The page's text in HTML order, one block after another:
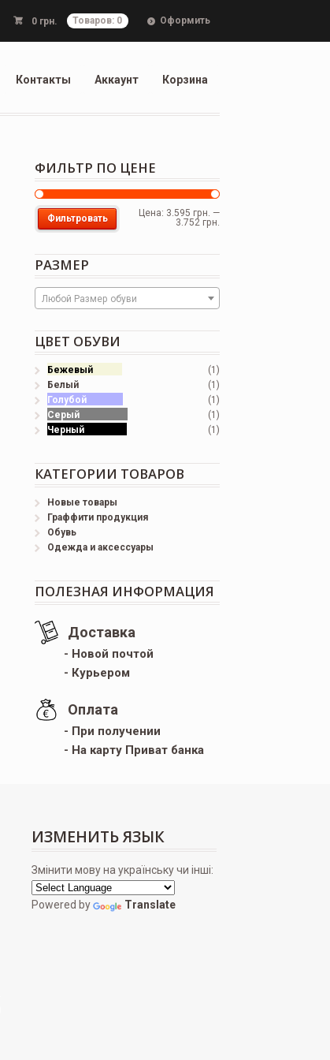
0 грн. Товаров: 0 Оформить
Контакты Аккаунт Корзина
ФИЛЬТР ПО ЦЕНЕ
Фильтровать Цена: 3.595 грн. —
3.752 грн.
РАЗМЕР
Любой Размер обуви
ЦВЕТ ОБУВИ
Бежевый
(1)
Белый
(1)
Голубой
(1)
Серый
(1)
Черный
(1)
КАТЕГОРИИ ТОВАРОВ
Новые товары
Граффити продукция
Обувь
Одежда и аксессуары
ПОЛЕЗНАЯ ИНФОРМАЦИЯ
Доставка
- Новой почтой
- Курьером
Оплата
- При получении
- На карту Приват банка
ИЗМЕНИТЬ ЯЗЫК
Змінити мову на українську чи інші:
Powered by Translate